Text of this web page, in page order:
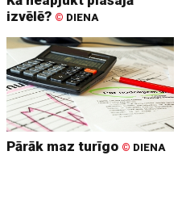
izvēlē? © DIENA
Pārāk maz turīgo © DIENA